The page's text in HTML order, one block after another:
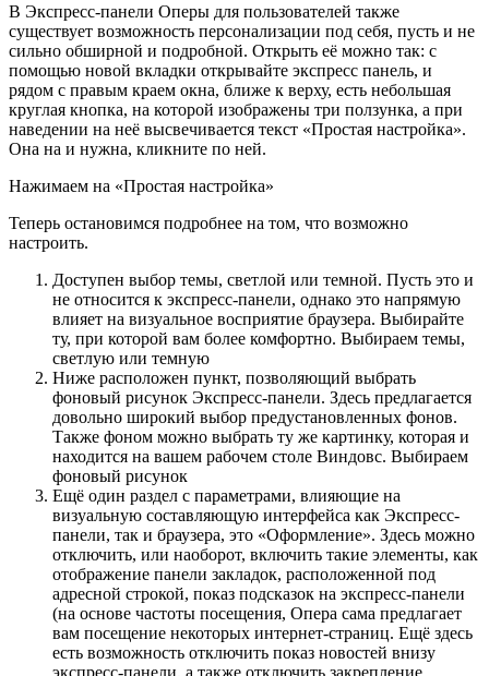
В Экспресс-панели Оперы для пользователей также
существует возможность персонализации под себя, пусть и не
сильно обширной и подробной. Открыть её можно так: с
помощью новой вкладки открывайте экспресс панель, и
рядом с правым краем окна, ближе к верху, есть небольшая
круглая кнопка, на которой изображены три ползунка, а при
наведении на неё высвечивается текст «Простая настройка».
Она на и нужна, кликните по ней.
Нажимаем на «Простая настройка»
Теперь остановимся подробнее на том, что возможно
настроить.
Доступен выбор темы, светлой или темной. Пусть это и
не относится к экспресс-панели, однако это напрямую
влияет на визуальное восприятие браузера. Выбирайте
ту, при которой вам более комфортно. Выбираем темы,
светлую или темную
Ниже расположен пункт, позволяющий выбрать
фоновый рисунок Экспресс-панели. Здесь предлагается
довольно широкий выбор предустановленных фонов.
Также фоном можно выбрать ту же картинку, которая и
находится на вашем рабочем столе Виндовс. Выбираем
фоновый рисунок
Ещё один раздел с параметрами, влияющие на
визуальную составляющую интерфейса как Экспресс-
панели, так и браузера, это «Оформление». Здесь можно
отключить, или наоборот, включить такие элементы, как
отображение панели закладок, расположенной под
адресной строкой, показ подсказок на экспресс-панели
(на основе частоты посещения, Опера сама предлагает
вам посещение некоторых интернет-страниц. Ещё здесь
есть возможность отключить показ новостей внизу
экспресс-панели, а также отключить закрепление